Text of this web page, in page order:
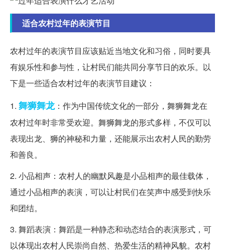
适合农村过年的表演节目
农村过年的表演节目应该贴近当地文化和习俗，同时要具
有娱乐性和参与性，让村民们能共同分享节日的欢乐。以
下是一些适合农村过年的表演节目建议：
1. 舞狮舞龙：作为中国传统文化的一部分，舞狮舞龙在
农村过年时非常受欢迎。舞狮舞龙的形式多样，不仅可以
表现出龙、狮的神秘和力量，还能展示出农村人民的勤劳
和善良。
2. 小品相声：农村人的幽默风趣是小品相声的最佳载体，
通过小品相声的表演，可以让村民们在笑声中感受到快乐
和团结。
3. 舞蹈表演：舞蹈是一种静态和动态结合的表演形式，可
以体现出农村人民崇尚自然、热爱生活的精神风貌。农村